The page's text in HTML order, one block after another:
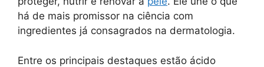
há de mais promissor na ciência com
ingredientes já consagrados na dermatologia.
Entre os principais destaques estão ácido